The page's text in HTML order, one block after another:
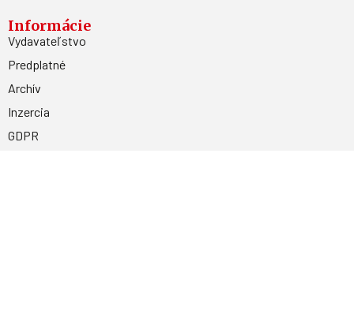
Informácie
Vydavateľstvo
Predplatné
Archív
Inzercia
GDPR